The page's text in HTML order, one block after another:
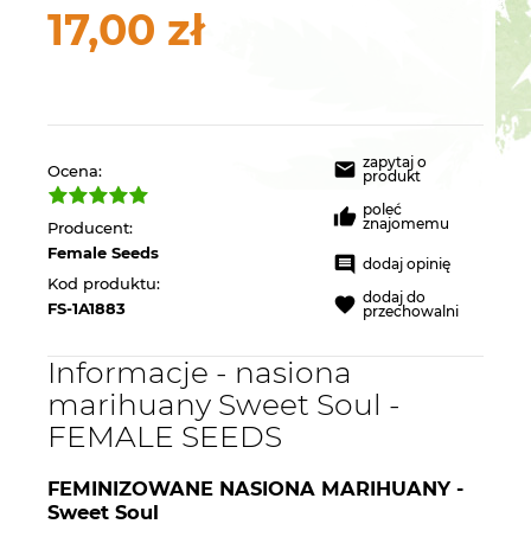
17,00 zł
Ocena:
Producent:
Female Seeds
Kod produktu:
FS-1A1883
zapytaj o
produkt
poleć
znajomemu
dodaj opinię
dodaj do
przechowalni
Informacje - nasiona
marihuany Sweet Soul -
FEMALE SEEDS
FEMINIZOWANE NASIONA MARIHUANY -
Sweet Soul